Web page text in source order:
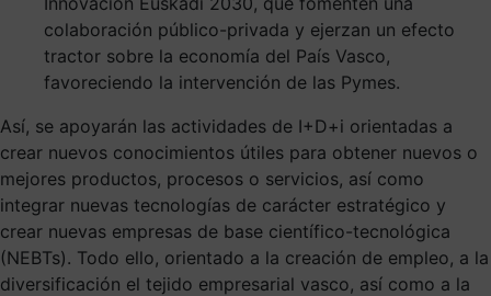
colaboración público-privada y ejerzan un efecto
tractor sobre la economía del País Vasco,
favoreciendo la intervención de las Pymes.
Así, se apoyarán las actividades de I+D+i orientadas a
crear nuevos conocimientos útiles para obtener nuevos o
mejores productos, procesos o servicios, así como
integrar nuevas tecnologías de carácter estratégico y
crear nuevas empresas de base científico-tecnológica
(NEBTs). Todo ello, orientado a la creación de empleo, a la
diversificación el tejido empresarial vasco, así como a la